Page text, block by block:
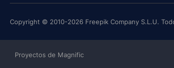
Copyright © 2010-2026 Freepik Company S.L.U.
Proyectos de Magnific